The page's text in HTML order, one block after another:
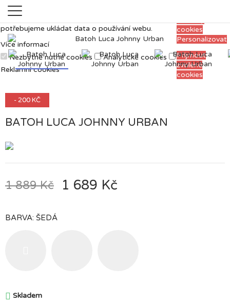
Měříme, ladíme a vylepšujeme, aby pro vás
prohlížení webu bylo co nejpříjemnější. Proto si
potřebujeme ukládat data o používání webu.
Více informací
cookies
Personalizovat
Nezbytně nutné cookies
Analytické cookies
Reklamní cookies
Přijmout
zvolené
cookies
- 200 KČ
BATOH LUCA JOHNNY URBAN
1 889 Kč 1 689 Kč
BARVA: ŠEDÁ
 Skladem